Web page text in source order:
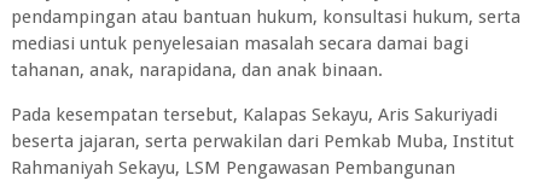
pendampingan atau bantuan hukum, konsultasi hukum, serta
mediasi untuk penyelesaian masalah secara damai bagi
tahanan, anak, narapidana, dan anak binaan.
Pada kesempatan tersebut, Kalapas Sekayu, Aris Sakuriyadi
beserta jajaran, serta perwakilan dari Pemkab Muba, Institut
Rahmaniyah Sekayu, LSM Pengawasan Pembangunan